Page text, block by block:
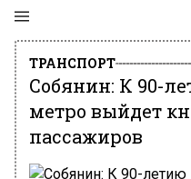
ТРАНСПОРТ
Собянин: К 90-
метро выйдет
пассажиров